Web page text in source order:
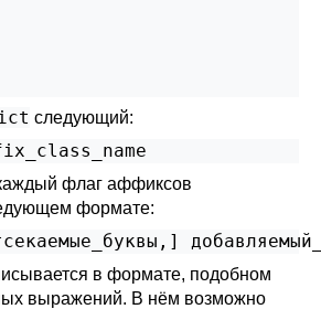
следующий:
флаг аффиксов
формате:
в формате, подобном
выражений. В нём возможно